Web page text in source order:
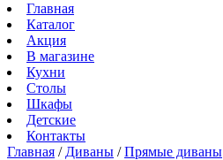
Главная
Каталог
Акция
В магазине
Кухни
Столы
Шкафы
Детские
Контакты
Главная / Диваны /Прямые диваны